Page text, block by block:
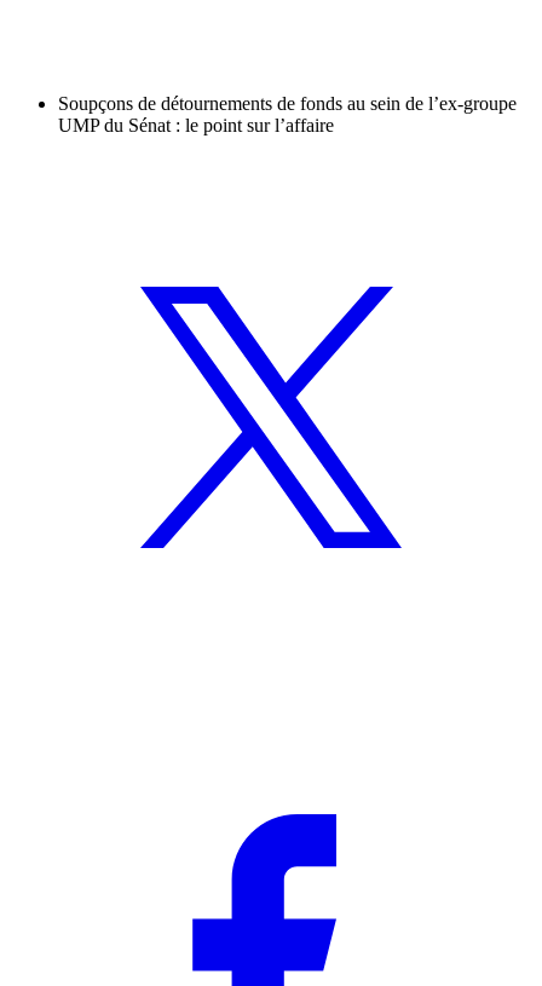
Soupçons de détournements de fonds au sein de l’ex-groupe
UMP du Sénat : le point sur l’affaire